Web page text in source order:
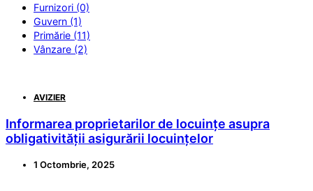
Furnizori (0)
Guvern (1)
Primărie (11)
Vânzare (2)
AVIZIER
Informarea proprietarilor de locuințe asupra
obligativității asigurării locuințelor
1 Octombrie, 2025